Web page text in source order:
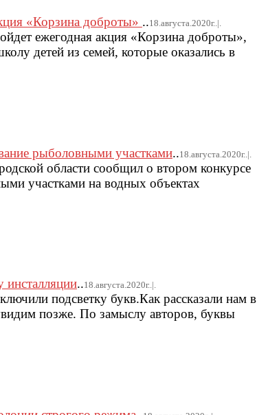
«Корзина доброты» ..18.августа.2020г..|.
ежегодная акция «Корзина доброты»,
детей из семей, которые оказались в
рыболовными участками..18.августа.2020г..|.
области сообщил о втором конкурсе
участками на водных объектах
инсталляции..18.августа.2020г..|.
подсветку букв.Как рассказали нам в
позже. По замыслу авторов, буквы